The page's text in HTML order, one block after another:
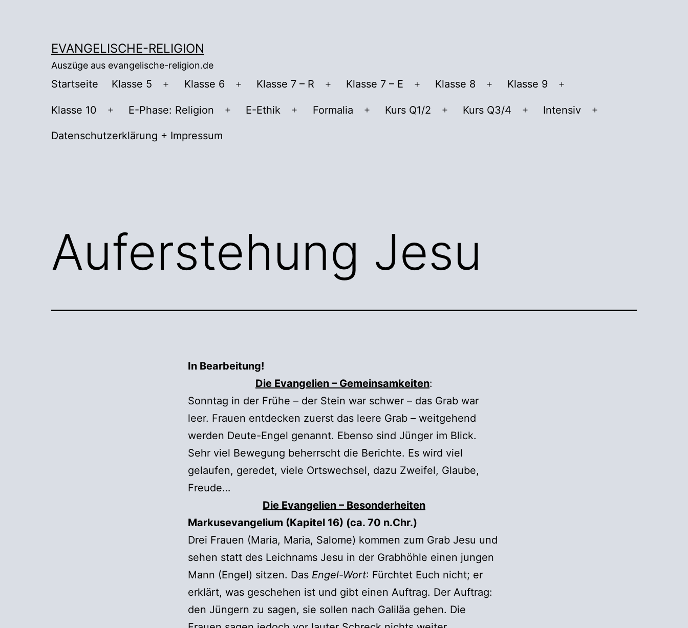
EVANGELISCHE-RELIGION
Auszüge aus evangelische-religion.de
Startseite Klasse 5
Menü
öffnen
Klasse 6
Menü
öffnen
Klasse 7 – R
Menü
öffnen
Klasse 7 – E
Menü
öffnen
Klasse 8
Menü
öffnen
Klasse 9
öffnen
Klasse 10
Menü
öffnen
E-Phase: Religion
Menü
E-Ethik
Menü
Formalia
Menü
Kurs Q1/2
Menü
Kurs Q3/4
Menü
Intensiv
Datenschutzerklärung + Impressum
Auferstehung Jesu
In Bearbeitung!
Die Evangelien – Gemeinsamkeiten:
Sonntag in der Frühe – der Stein war schwer – das Grab war
leer. Frauen entdecken zuerst das leere Grab – weitgehend
werden Deute-Engel genannt. Ebenso sind Jünger im Blick.
Sehr viel Bewegung beherrscht die Berichte. Es wird viel
gelaufen, geredet, viele Ortswechsel, dazu Zweifel, Glaube,
Freude…
Die Evangelien – Besonderheiten
Markusevangelium (Kapitel 16) (ca. 70 n.Chr.)
Drei Frauen (Maria, Maria, Salome) kommen zum Grab Jesu und
sehen statt des Leichnams Jesu in der Grabhöhle einen jungen
Mann (Engel) sitzen. Das Engel-Wort: Fürchtet Euch nicht; er
erklärt, was geschehen ist und gibt einen Auftrag. Der Auftrag:
den Jüngern zu sagen, sie sollen nach Galiläa gehen. Die